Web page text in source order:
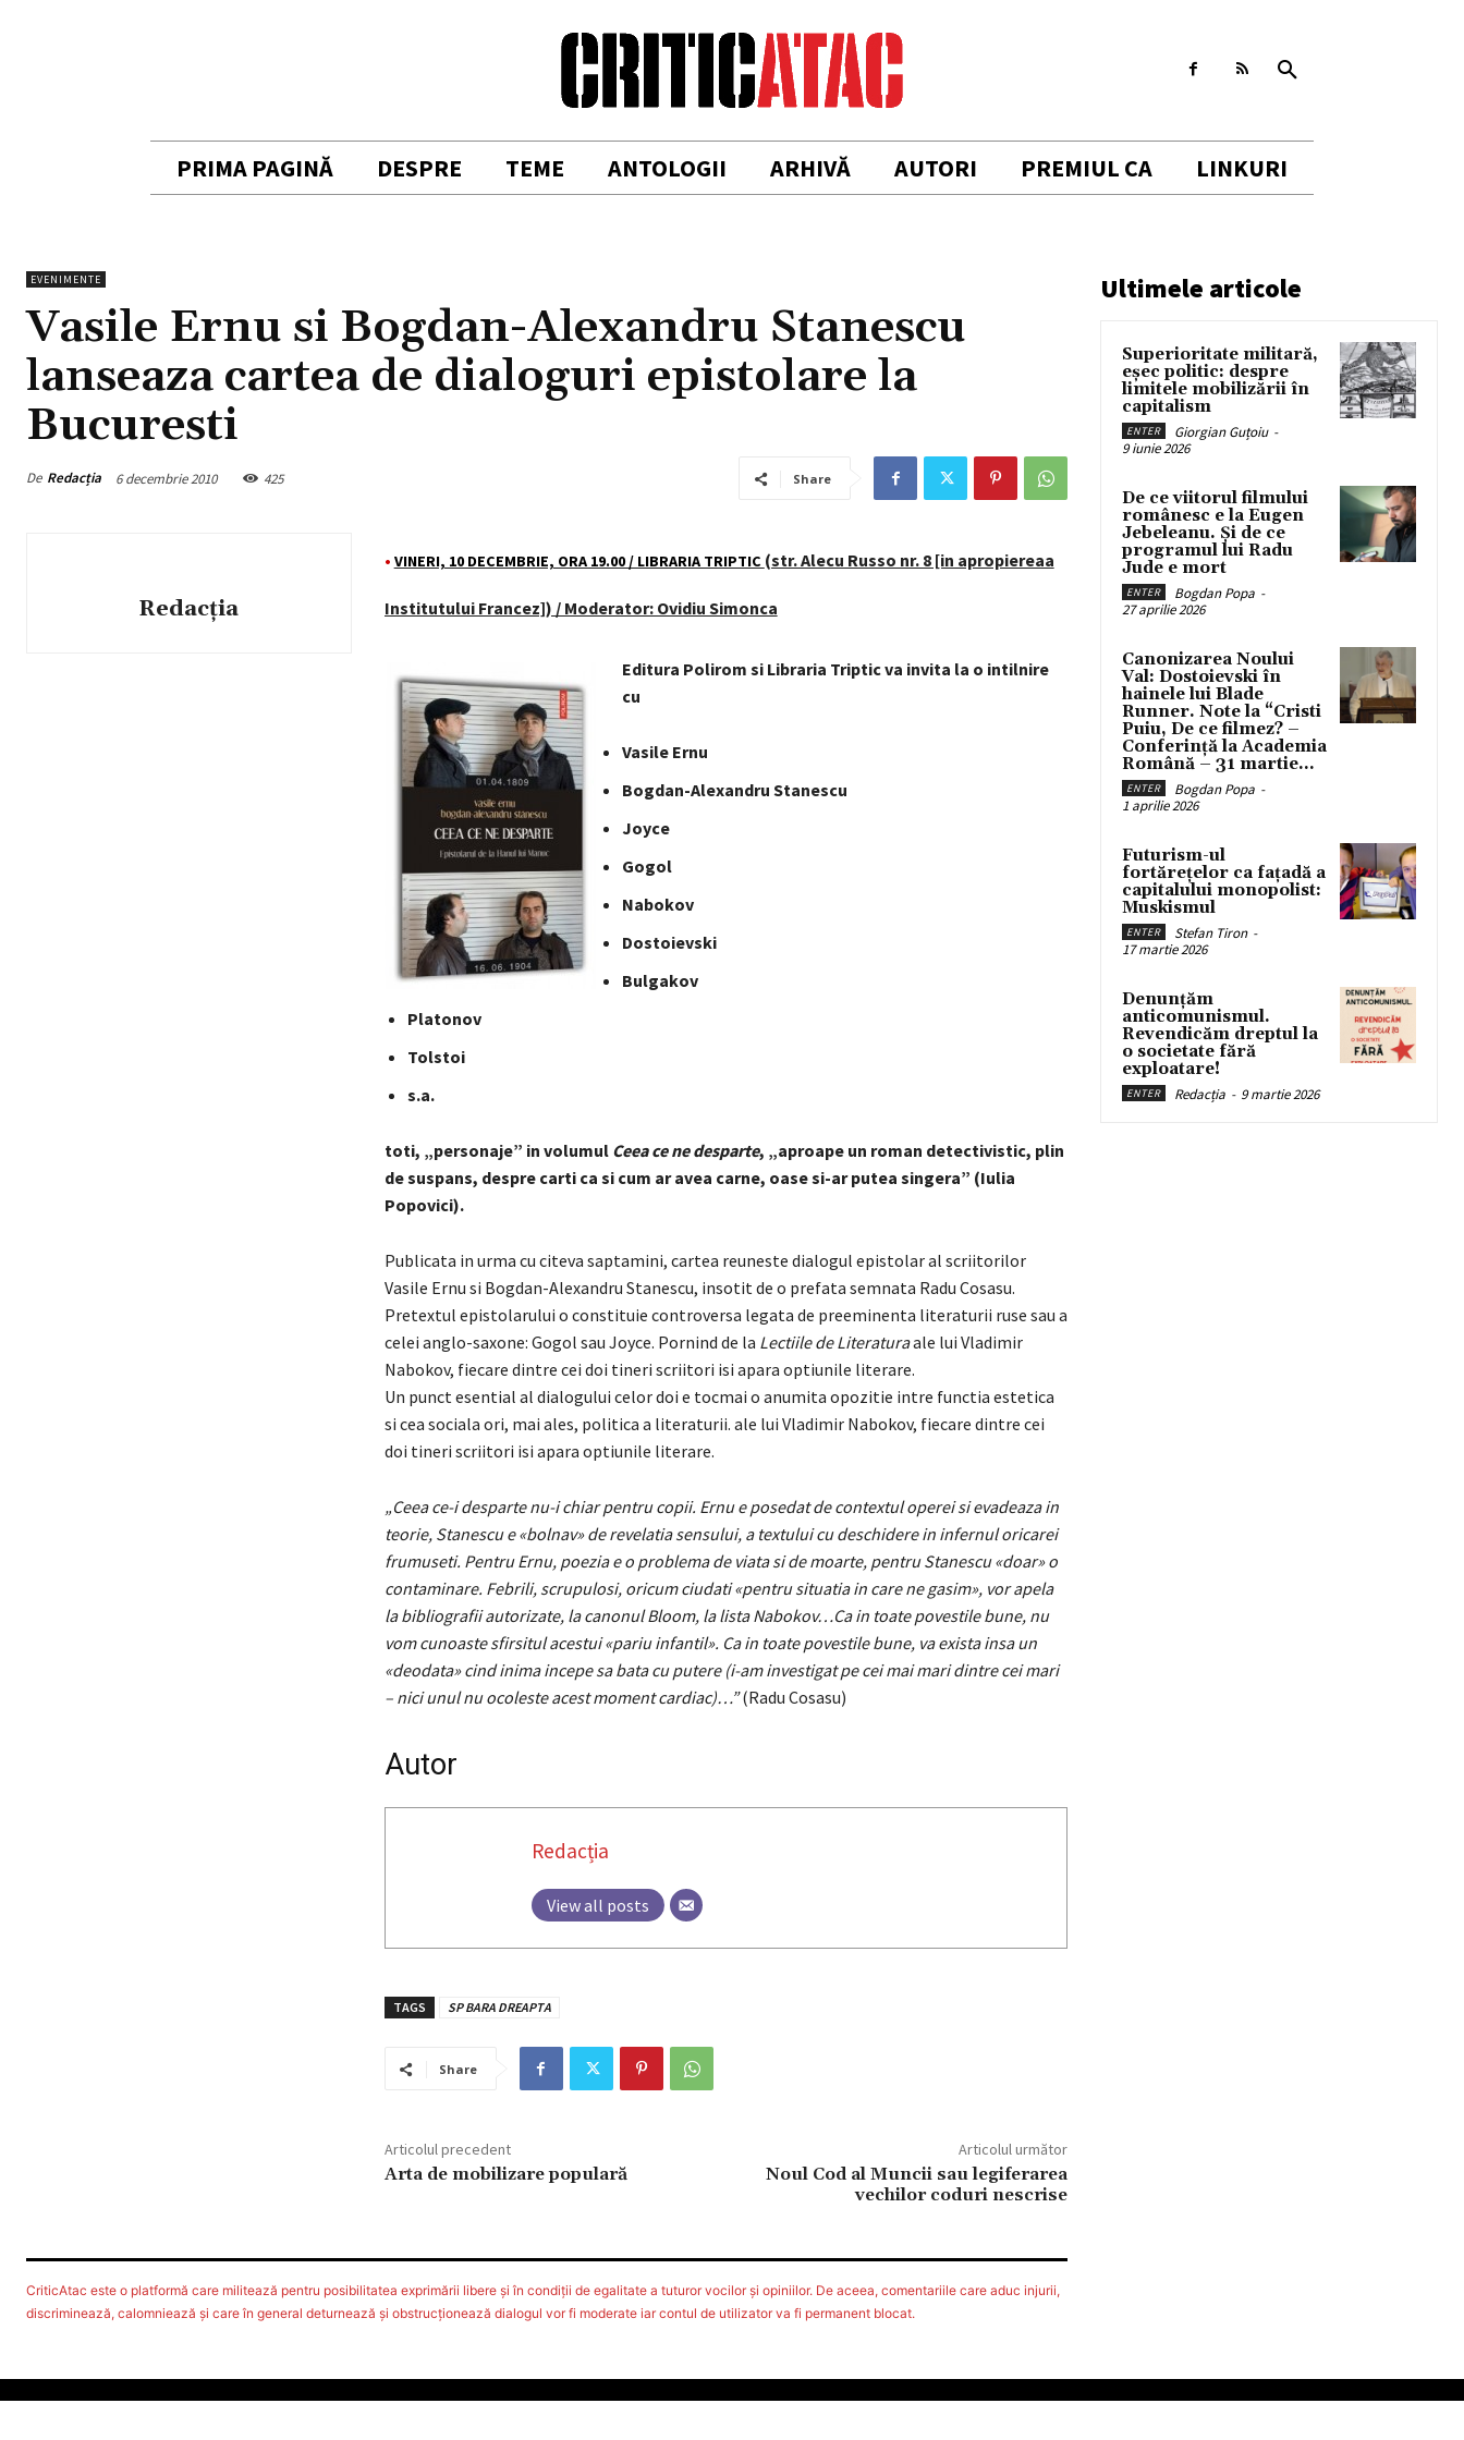
PRIMA PAGINĂ DESPRE TEME ANTOLOGII ARHIVĂ AUTORI PREMIUL CA LINKURI
EVENIMENTE
Vasile Ernu si Bogdan-Alexandru Stanescu
lanseaza cartea de dialoguri epistolare la
Bucuresti
De Redacția 6 decembrie 2010 425 Share
Redacția
• VINERI, 10 DECEMBRIE, ORA 19.00 / LIBRARIA TRIPTIC (str. Alecu Russo nr. 8 [in apropiereaa
Institutului Francez]) / Moderator: Ovidiu Simonca
Editura Polirom si Libraria Triptic va invita la o intilnire
cu
Vasile Ernu
Bogdan-Alexandru Stanescu
Joyce
Gogol
Nabokov
Dostoievski
Bulgakov
Platonov
Tolstoi
s.a.
toti, „personaje” in volumul Ceea ce ne desparte, „aproape un roman detectivistic, plin
de suspans, despre carti ca si cum ar avea carne, oase si-ar putea singera” (Iulia
Popovici).
Publicata in urma cu citeva saptamini, cartea reuneste dialogul epistolar al scriitorilor
Vasile Ernu si Bogdan-Alexandru Stanescu, insotit de o prefata semnata Radu Cosasu.
Pretextul epistolarului o constituie controversa legata de preeminenta literaturii ruse sau a
celei anglo-saxone: Gogol sau Joyce. Pornind de la Lectiile de Literaturaale lui Vladimir
Nabokov, fiecare dintre cei doi tineri scriitori isi apara optiunile literare.
Un punct esential al dialogului celor doi e tocmai o anumita opozitie intre functia estetica
si cea sociala ori, mai ales, politica a literaturii. ale lui Vladimir Nabokov, fiecare dintre cei
doi tineri scriitori isi apara optiunile literare.
„Ceea ce-i desparte nu-i chiar pentru copii. Ernu e posedat de contextul operei si evadeaza in
teorie, Stanescu e «bolnav» de revelatia sensului, a textului cu deschidere in infernul oricarei
frumuseti. Pentru Ernu, poezia e o problema de viata si de moarte, pentru Stanescu «doar» o
contaminare. Febrili, scrupulosi, oricum ciudati «pentru situatia in care ne gasim», vor apela
la bibliografii autorizate, la canonul Bloom, la lista Nabokov…Ca in toate povestile bune, nu
vom cunoaste sfirsitul acestui «pariu infantil». Ca in toate povestile bune, va exista insa un
«deodata» cind inima incepe sa bata cu putere (i-am investigat pe cei mai mari dintre cei mari
– nici unul nu ocoleste acest moment cardiac)…”(Radu Cosasu)
Autor
Redacția
View all posts
TAGS SP BARA DREAPTA
Share
Articolul precedent
Arta de mobilizare populară
Articolul următor
Noul Cod al Muncii sau legiferarea
vechilor coduri nescrise
CriticAtac este o platformă care militează pentru posibilitatea exprimării libere şi în condiţii de egalitate a tuturor vocilor şi opiniilor. De aceea, comentariile care aduc injurii,
discriminează, calomniează şi care în general deturnează şi obstrucţionează dialogul vor fi moderate iar contul de utilizator va fi permanent blocat.
Ultimele articole
Superioritate militară,
eșec politic: despre
limitele mobilizării în
capitalism
ENTER Giorgian Guțoiu -
9 iunie 2026
De ce viitorul filmului
românesc e la Eugen
Jebeleanu. Și de ce
programul lui Radu
Jude e mort
ENTER Bogdan Popa -
27 aprilie 2026
Canonizarea Noului
Val: Dostoievski în
hainele lui Blade
Runner. Note la “Cristi
Puiu, De ce filmez? –
Conferință la Academia
Română – 31 martie...
ENTER Bogdan Popa -
1 aprilie 2026
Futurism-ul
fortărețelor ca fațadă a
capitalului monopolist:
Muskismul
ENTER Stefan Tiron -
17 martie 2026
Denunțăm
anticomunismul.
Revendicăm dreptul la
o societate fără
exploatare!
ENTER Redacția - 9 martie 2026